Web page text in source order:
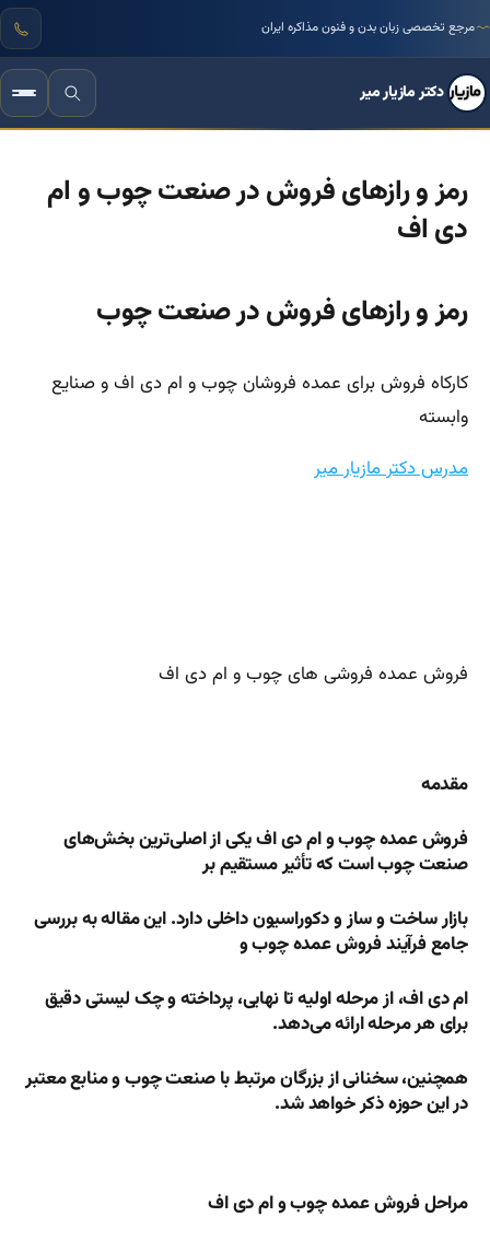
بیش از ۳۰ سال تجربه علمی و میدانی مستند
دکتر مازیار میر
رمز و رازهای فروش در صنعت چوب و ام
دی اف
رمز و رازهای فروش در صنعت چوب
کارکاه فروش برای عمده فروشان چوب و ام دی اف و صنایع
وابسته
مدرس دکتر مازیار میر
فروش عمده فروشی های چوب و ام دی اف
مقدمه
فروش عمده چوب و ام دی اف یکی از اصلی‌ترین بخش‌های
صنعت چوب است که تأثیر مستقیم بر
بازار ساخت و ساز و دکوراسیون داخلی دارد. این مقاله به بررسی
جامع فرآیند فروش عمده چوب و
ام دی اف، از مرحله اولیه تا نهایی، پرداخته و چک لیستی دقیق
برای هر مرحله ارائه می‌دهد.
همچنین، سخنانی از بزرگان مرتبط با صنعت چوب و منابع معتبر
در این حوزه ذکر خواهد شد.
مراحل فروش عمده چوب و ام دی اف